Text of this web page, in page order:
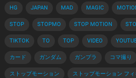
HG JAPAN MAD MAGIC
STOP STOPMO STOP MOTION
TIKTOK TO TOP VIDEO
カード ガンダム ガンプラ コマ撮り
ストップモーション ストップモーション フィ